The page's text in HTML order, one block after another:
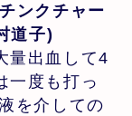
ンクチャー
道子)
量出血して4
一度も打っ
を介しての